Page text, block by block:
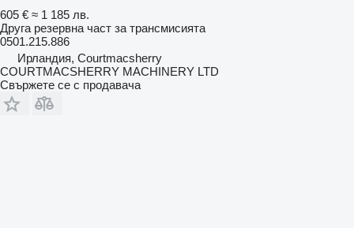
605 € ≈ 1 185 лв.
Друга резервна част за трансмисията
0501.215.886
Ирландия, Courtmacsherry
COURTMACSHERRY MACHINERY LTD
Свържете се с продавача